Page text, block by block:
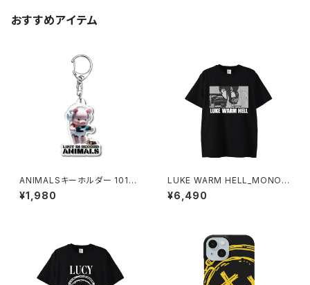
おすすめアイテム
ANIMALSキーホルダー 1017-
240218059
¥1,980
LUKE WARM HELL_MONO
Tシャツ 1014-230221343
¥6,490